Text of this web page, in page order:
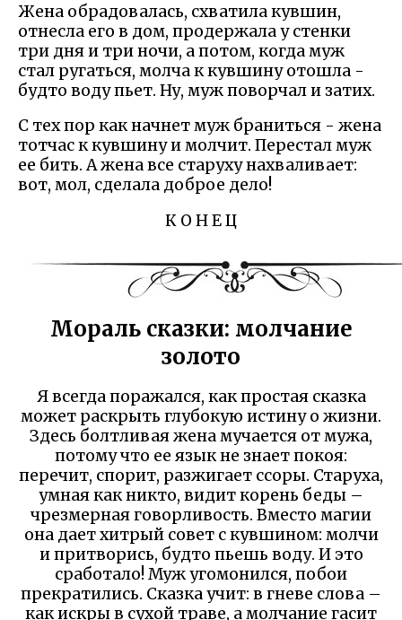
Жена обрадовалась, схватила кувшин,
отнесла его в дом, продержала у стенки
три дня и три ночи, а потом, когда муж
стал ругаться, молча к кувшину отошла -
будто воду пьет. Ну, муж поворчал и затих.
С тех пор как начнет муж браниться - жена
тотчас к кувшину и молчит. Перестал муж
ее бить. А жена все старуху нахваливает:
вот, мол, сделала доброе дело!
К О Н Е Ц
Мораль сказки: молчание
золото
Я всегда поражался, как простая сказка
может раскрыть глубокую истину о жизни.
Здесь болтливая жена мучается от мужа,
потому что ее язык не знает покоя:
перечит, спорит, разжигает ссоры. Старуха,
умная как никто, видит корень беды –
чрезмерная говорливость. Вместо магии
она дает хитрый совет с кувшином: молчи
и притворись, будто пьешь воду. И это
сработало! Муж угомонился, побои
прекратились. Сказка учит: в гневе слова –
как искры в сухой траве, а молчание гасит